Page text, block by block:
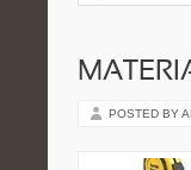
POSTED BY